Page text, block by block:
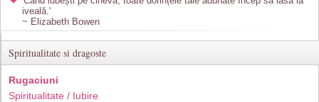
iveală.'
~ Elizabeth Bowen
Spiritualitate si dragoste
Rugaciuni
Spiritualitate / Iubire